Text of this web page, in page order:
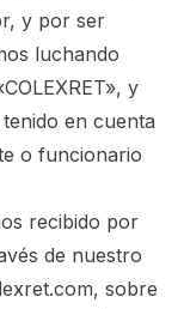
y por ser
luchando
y
en cuenta
o funcionario
recibido por
de nuestro
sobre